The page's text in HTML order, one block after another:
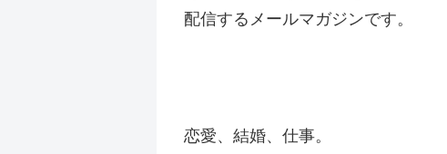
配信するメールマガジンです。
恋愛、結婚、仕事。